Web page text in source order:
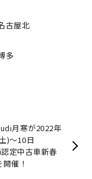
古屋北
多
月寒が2022年
)〜10日
定中古車新春
催！